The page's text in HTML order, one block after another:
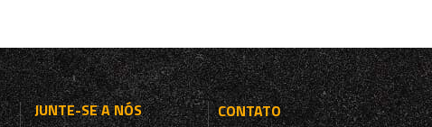
JUNTE-SE A NÓS
CONTATO